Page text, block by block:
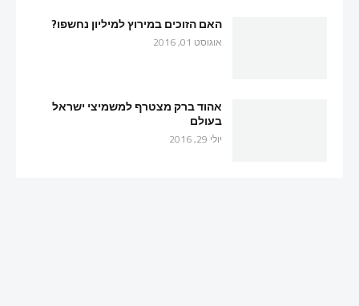
האם הזוכים במירוץ למיליון נחשפו?
אוגוסט 01, 2016
אהוד ברק מצטרף למשמיצי ישראל
בעולם
יולי 29, 2016